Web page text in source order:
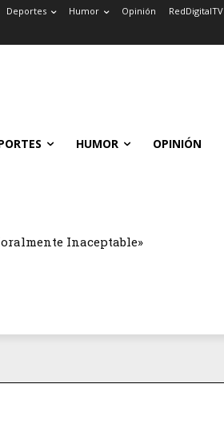
Deportes Humor Opinión RedDigitalTV
HUMOR OPINIÓN
Inaceptable»